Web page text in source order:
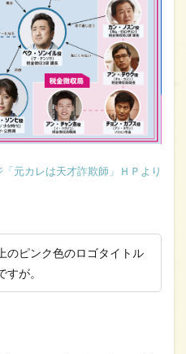
「元カレは天才詐欺師」ＨＰより
のピンク色のロゴタイトル
が。